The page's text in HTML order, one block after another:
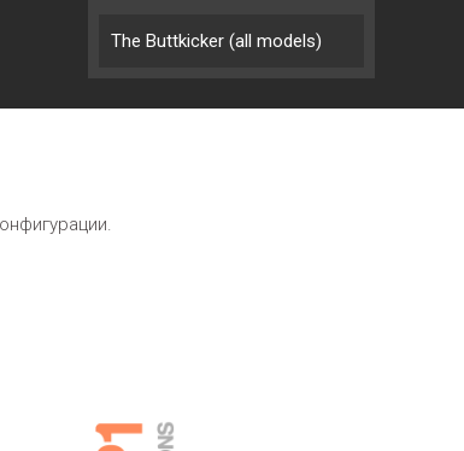
The Buttkicker (all models)